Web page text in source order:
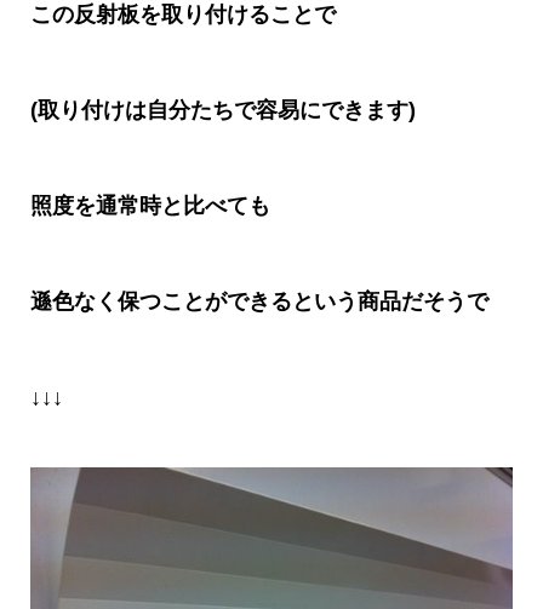
この反射板を取り付けることで
(取り付けは自分たちで容易にできます)
照度を通常時と比べても
遜色なく保つことができるという商品だそうで
↓↓↓